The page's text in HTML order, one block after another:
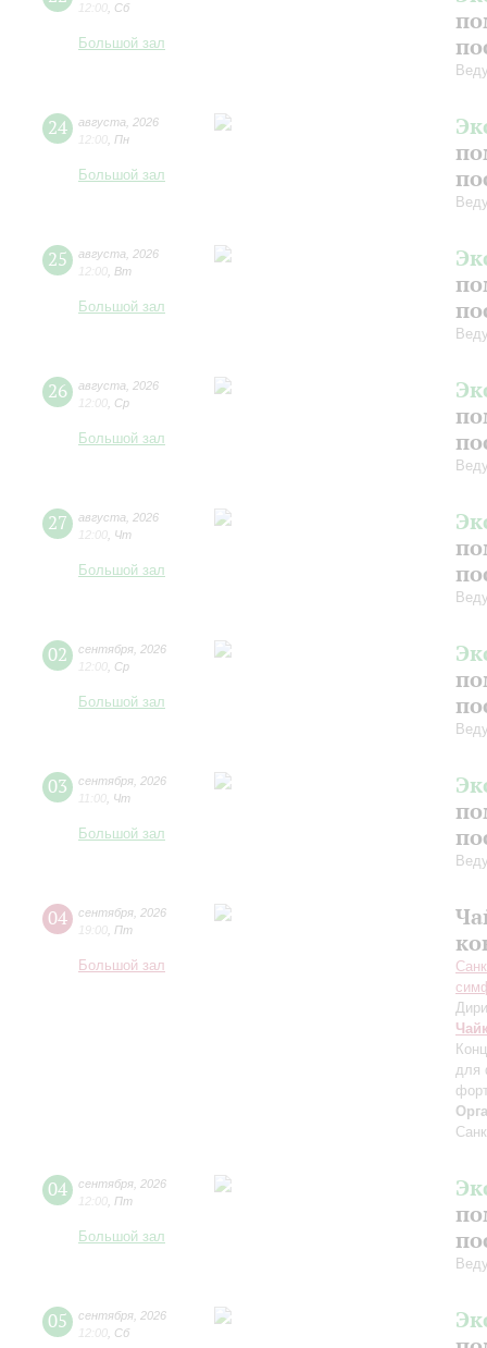
12:00 Сб
Большой зал
24 августа
2026
12:00 Пн
Большой зал
25 августа
2026
12:00 Вт
Большой зал
26 августа
2026
12:00 Ср
Большой зал
27 августа
2026
12:00 Чт
Большой зал
02 сентября 2026
12:00 Ср
Большой зал
03 сентября 2026
11:00 Чт
Большой зал
04 сентября 2026
19:00 Пт
Большой зал
для
04 сентября 2026
12:00 Пт
Большой зал
05 сентября 2026
12:00 Сб